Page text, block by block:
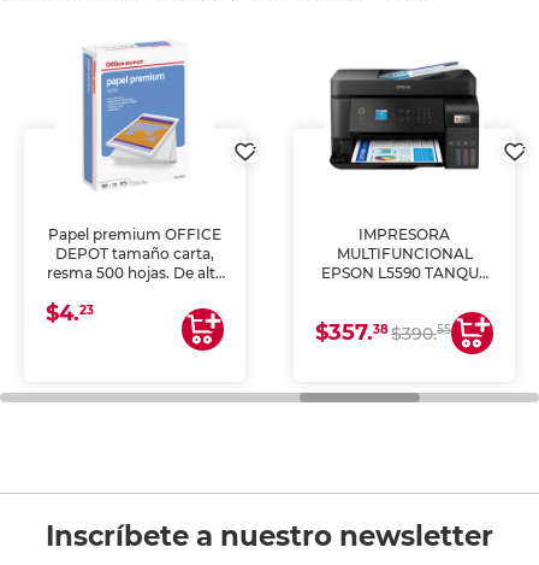
Papel premium OFFICE
DEPOT tamaño carta,
resma 500 hojas. De alta
uniforme, ideal para
impresoras de inyección
de tinta y láser,
general de oficina.
$4.23
IMPRESORA
MULTIFUNCIONAL
EPSON L5590 TANQUE
COPIA Y ESCANEA)
$357.38$390.55
Inscríbete a nuestro newsletter